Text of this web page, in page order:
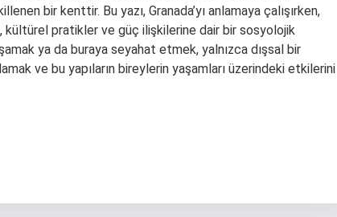
bir kenttir. Bu yazı, Granada’yı anlamaya çalışırken,
kültürel pratikler ve güç ilişkilerine dair bir sosyolojik
ya da buraya seyahat etmek, yalnızca dışsal bir
ve bu yapıların bireylerin yaşamları üzerindeki etkilerini